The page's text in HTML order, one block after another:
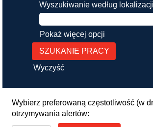
Wyszukiwanie według lokalizacji
Pokaż więcej opcji
Wyczyść
Wybierz preferowaną częstotliwość (w
otrzymywania alertów: